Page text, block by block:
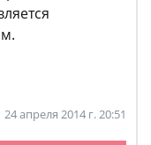
24 апреля 2014 г. 20:51